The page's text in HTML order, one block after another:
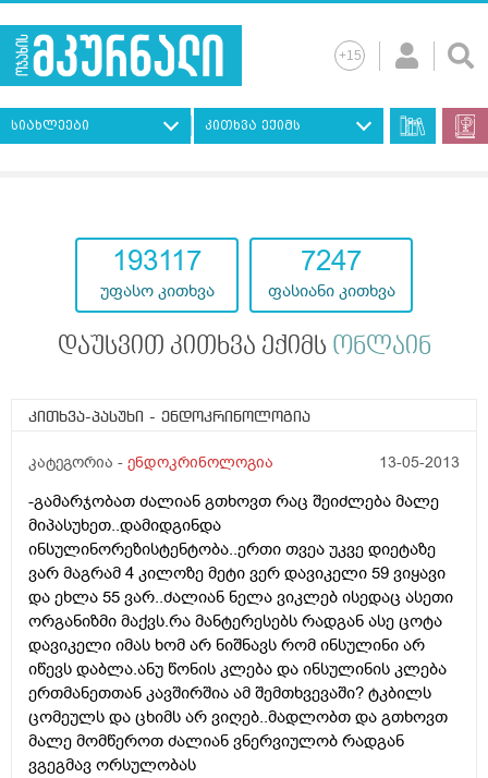
სიახლეები კითხვა ექიმს
193117
უფასო კითხვა
7247
ფასიანი კითხვა
დაუსვით კითხვა ექიმს ონლაინ
კითხვა-პასუხი - ენდოკრინოლოგია
კატეგორია - ენდოკრინოლოგია 13-05-2013
-გამარჯობათ ძალიან გთხოვთ რაც შეიძლება მალე
მიპასუხეთ..დამიდგინდა
ინსულინორეზისტენტობა..ერთი თვეა უკვე დიეტაზე
ვარ მაგრამ 4 კილოზე მეტი ვერ დავიკელი 59 ვიყავი
და ეხლა 55 ვარ..ძალიან ნელა ვიკლებ ისედაც ასეთი
ორგანიზმი მაქვს.რა მანტერესებს რადგან ასე ცოტა
დავიკელი იმას ხომ არ ნიშნავს რომ ინსულინი არ
იწევს დაბლა.ანუ წონის კლება და ინსულინის კლება
ერთმანეთთან კავშირშია ამ შემთხვევაში? ტკბილს
ცომეულს და ცხიმს არ ვიღებ..მადლობთ და გთხოვთ
მალე მომწეროთ ძალიან ვნერვიულობ რადგან
ვგეგმავ ორსულობას